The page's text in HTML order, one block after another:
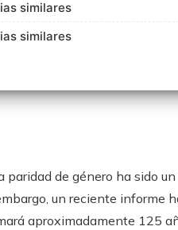
similares
similares
paridad de género ha sido
un reciente informe
aproximadamente 125